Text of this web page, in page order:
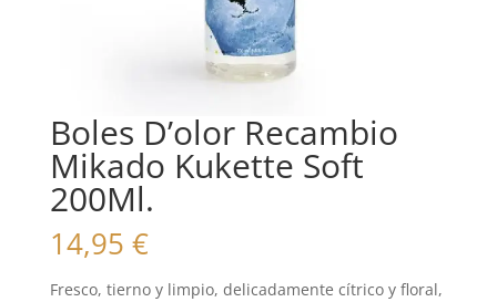
Boles D’olor Recambio
Mikado Kukette Soft
200Ml.
14,95 €
Fresco, tierno y limpio, delicadamente cítrico y floral,